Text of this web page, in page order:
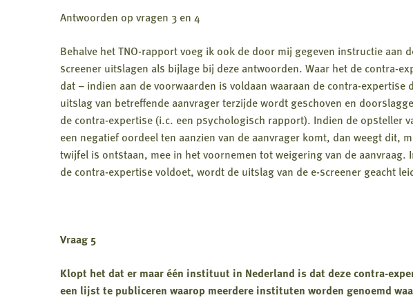
Antwoorden op vragen 3 en 4
Behalve het TNO-rapport voeg ik ook de door mij gegeven instructie aan
screener uitslagen als bijlage bij deze antwoorden. Waar het de contra-
dat – indien aan de voorwaarden is voldaan waaraan de contra-expertise
uitslag van betreffende aanvrager terzijde wordt geschoven en
de contra-expertise (i.c. een psychologisch rapport). Indien de opsteller
een negatief oordeel ten aanzien van de aanvrager komt, dan weegt dit,
twijfel is ontstaan, mee in het voornemen tot weigering van de aanvraag.
de contra-expertise voldoet, wordt de uitslag van de e-screener geacht
Vraag 5
Klopt het dat er maar één instituut in Nederland is dat deze contra-
een lijst te publiceren waarop meerdere instituten worden genoemd